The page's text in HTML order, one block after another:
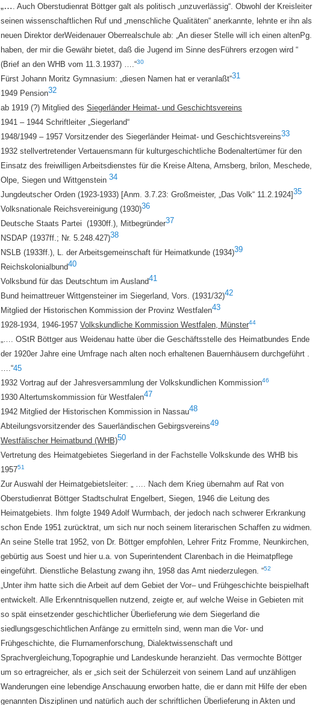
„… . Auch Oberstudienrat Böttger galt als politisch „unzuverlässig“. Obwohl der Kreisleiter
seinen wissenschaftlichen Ruf und „menschliche Qualitäten“ anerkannte, lehnte er ihn als
neuen Direktor derWeidenauer Oberrealschule ab: „An dieser Stelle will ich einen altenPg.
haben, der mir die Gewähr bietet, daß die Jugend im Sinne des Führers erzogen wird “
(Brief an den WHB vom 11.3.1937) ….“30
Fürst Johann Moritz Gymnasium: „diesen Namen hat er veranlaßt“31
1949 Pension32
ab 1919 (?) Mitglied des Siegerländer Heimat- und Geschichtsvereins
1941 – 1944 Schriftleiter „Siegerland“
1948/1949 – 1957 Vorsitzender des Siegerländer Heimat- und Gesc hichtsvereins33
1932 stellvertretender Vertauensmann für kulturgeschichtliche Bodenaltertümer für den
Einsatz des freiwilligen Arbeitsdienstes für die Kreise Altena, Arnsberg, brilon, Meschede,
Olpe, Siegen und Wittgenstein 34
Jungdeutscher Orden (1923-1933) [Anm. 3.7.23: Großmeister, „Das Volk“ 11.2.1924]35
Volksnationale Reichsvereinigung (1930)36
Deutsche Staats Partei (1930ff.), Mitbegründer37
NSDAP (1937ff.; Nr. 5.248.427)38
NSLB (1933ff.), L. der Arbeitsgemeinschaft für Heimatkunde (1934)39
Reichskolonialbund40
Volksbund für das Deutschtum im Ausland41
Bund heimattreuer Wittgensteiner im Siegerland, Vors. (1931/32)42
Mitglied der Historischen Kommission der Provinz Westfalen43
1928-1934, 1946-1957 Volkskundliche Kommission Westfalen, Münster44
„…. OStR Böttger aus Weidenau hatte über die Geschäftsstelle des Heimatbundes Ende
der 1920er Jahre eine Umfrage nach alten noch erhaltenen Bauernhäusern durchgeführt .
….“45
1932 Vortrag auf der Jahresversammlung der Volkskundlichen Kommission46
1930 Altertumskommission für Westfalen47
1942 Mitglied der Historischen Kommission in Nassau48
Abteilungsvorsitzender des Sauerländischen Gebirgsvereins49
Westfälischer Heimatbund (WHB)50
Vertretung des Heimatgebietes Siegerland in der Fachstelle Volkskunde des WHB bis
195751
Zur Auswahl der Heimatgebietsleiter: „ …. Nach dem Krieg übernahm auf Rat von
Oberstudienrat Böttger Stadtschulrat Engelbert, Siegen, 1946 die Leitung des
Heimatgebiets. Ihm folgte 1949 Adolf Wurmbach, der jedoch nach schwerer Erkrankung
schon Ende 1951 zurücktrat, um sich nur noch seinem literarischen Schaffen zu widmen.
An seine Stelle trat 1952, von Dr. Böttger empfohlen, Lehrer Fritz Fromme, Neunkirchen,
gebürtig aus Soest und hier u.a. von Superintendent Clarenbach in die Heimatpflege
eingeführt. Dienstliche Belastung zwang ihn, 1958 das Amt niederzulegen. “52
„Unter ihm hatte sich die Arbeit auf dem Gebiet der Vor– und Frühgeschichte beispielhaft
entwickelt. Alle Erkenntnisquellen nutzend, zeigte er, auf welche Weise in Gebieten mit
so spät einsetzender geschichtlicher Überlieferung wie dem Siegerland die
siedlungsgeschichtlichen Anfänge zu ermitteln sind, wenn man die Vor- und
Frühgeschichte, die Flurnamenforschung, Dialektwissenschaft und
Sprachvergleichung,Topographie und Landeskunde heranzieht. Das vermochte Böttger
um so ertragreicher, als er „sich seit der Schülerzeit von seinem Land auf unzähligen
Wanderungen eine lebendige Anschauung erworben hatte, die er dann mit Hilfe der eben
genannten Disziplinen und natürlich auch der schriftlichen Überlieferung in Akten und